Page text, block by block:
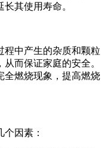
其使用寿命。
程中产生的杂质和颗粒
而保证家庭的安全。
全燃烧现象，提高燃烧
因素：